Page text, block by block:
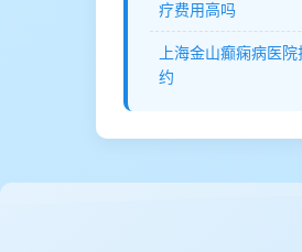
疗费用高吗
上海金山癫痫病医
约